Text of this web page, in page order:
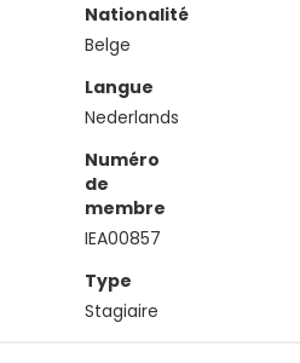
Nationalité
Belge
Langue
Nederlands
Numéro
de
membre
IEA00857
Type
Stagiaire